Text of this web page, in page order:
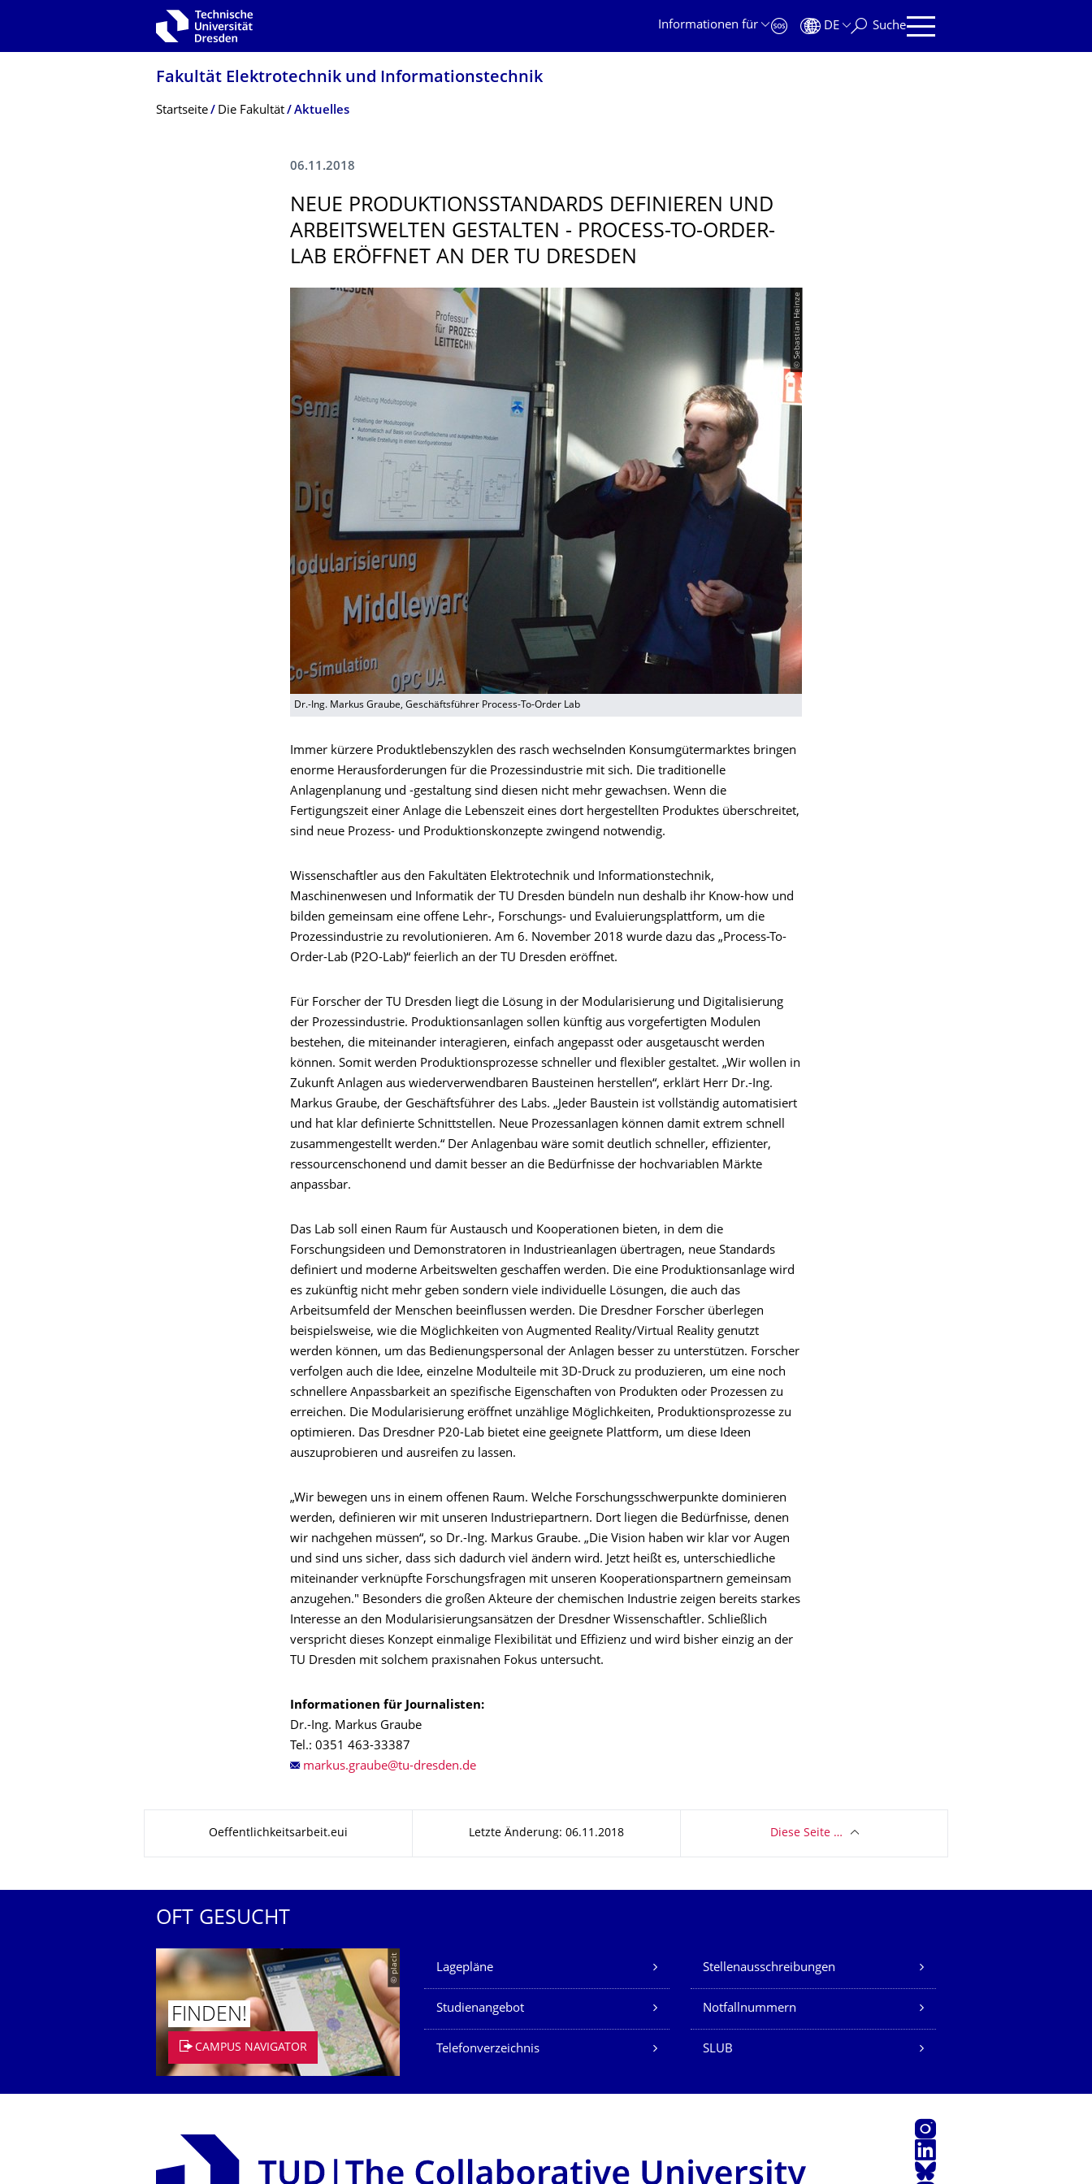
Zur Hauptnavigation springen
Informationen für
DE Suche
Fakultät Elektrotechnik und Informationstech­nik
Breadcrumb-Menü
Startseite Die Fakultät Aktuelles
06.11.2018
NEUE PRODUKTIONSS­TANDARDS DEFINIEREN UND
ARBEITSWELTEN GESTALTEN - PROCESS-TO-ORDER-
LAB ERÖFFNET AN DER TU DRESDEN
© Sebastian Heinze
Dr.-Ing. Markus Graube, Geschäftsführer Process-To-Order Lab
Immer kürzere Produktlebenszyklen des rasch wechselnden Konsumgütermarktes bringen
enorme Herausforderungen für die Prozessindustrie mit sich. Die traditionelle
Anlagenplanung und -gestaltung sind diesen nicht mehr gewachsen. Wenn die
Fertigungszeit einer Anlage die Lebenszeit eines dort hergestellten Produktes überschreitet,
sind neue Prozess- und Produktionskonzepte zwingend notwendig.
Wissenschaftler aus den Fakultäten Elektrotechnik und Informationstechnik,
Maschinenwesen und Informatik der TU Dresden bündeln nun deshalb ihr Know-how und
bilden gemeinsam eine offene Lehr-, Forschungs- und Evaluierungsplattform, um die
Prozessindustrie zu revolutionieren. Am 6. November 2018 wurde dazu das „Process-To-
Order-Lab (P2O-Lab)“ feierlich an der TU Dresden eröffnet.
Für Forscher der TU Dresden liegt die Lösung in der Modularisierung und Digitalisierung
der Prozessindustrie. Produktionsanlagen sollen künftig aus vorgefertigten Modulen
bestehen, die miteinander interagieren, einfach angepasst oder ausgetauscht werden
können. Somit werden Produktionsprozesse schneller und flexibler gestaltet. „Wir wollen in
Zukunft Anlagen aus wiederverwendbaren Bausteinen herstellen“, erklärt Herr Dr.-Ing.
Markus Graube, der Geschäftsführer des Labs. „Jeder Baustein ist vollständig automatisiert
und hat klar definierte Schnittstellen. Neue Prozessanlagen können damit extrem schnell
zusammengestellt werden.“ Der Anlagenbau wäre somit deutlich schneller, effizienter,
ressourcenschonend und damit besser an die Bedürfnisse der hochvariablen Märkte
anpassbar.
Das Lab soll einen Raum für Austausch und Kooperationen bieten, in dem die
Forschungsideen und Demonstratoren in Industrieanlagen übertragen, neue Standards
definiert und moderne Arbeitswelten geschaffen werden. Die eine Produktionsanlage wird
es zukünftig nicht mehr geben sondern viele individuelle Lösungen, die auch das
Arbeitsumfeld der Menschen beeinflussen werden. Die Dresdner Forscher überlegen
beispielsweise, wie die Möglichkeiten von Augmented Reality/Virtual Reality genutzt
werden können, um das Bedienungspersonal der Anlagen besser zu unterstützen. Forscher
verfolgen auch die Idee, einzelne Modulteile mit 3D-Druck zu produzieren, um eine noch
schnellere Anpassbarkeit an spezifische Eigenschaften von Produkten oder Prozessen zu
erreichen. Die Modularisierung eröffnet unzählige Möglichkeiten, Produktionsprozesse zu
optimieren. Das Dresdner P20-Lab bietet eine geeignete Plattform, um diese Ideen
auszuprobieren und ausreifen zu lassen.
„Wir bewegen uns in einem offenen Raum. Welche Forschungsschwerpunkte dominieren
werden, definieren wir mit unseren Industriepartnern. Dort liegen die Bedürfnisse, denen
wir nachgehen müssen“, so Dr.-Ing. Markus Graube. „Die Vision haben wir klar vor Augen
und sind uns sicher, dass sich dadurch viel ändern wird. Jetzt heißt es, unterschiedliche
miteinander verknüpfte Forschungsfragen mit unseren Kooperationspartnern gemeinsam
anzugehen." Besonders die großen Akteure der chemischen Industrie zeigen bereits starkes
Interesse an den Modularisierungsansätzen der Dresdner Wissenschaftler. Schließlich
verspricht dieses Konzept einmalige Flexibilität und Effizienz und wird bisher einzig an der
TU Dresden mit solchem praxisnahen Fokus untersucht.
Informationen für Journalisten:
Dr.-Ing. Markus Graube
Tel.: 0351 463-33387
Oeffentlichkeitsarbeit.eui Letzte Änderung: 06.11.2018 Diese Seite …
OFT GESUCHT
© placit
FINDEN!
CAMPUS NAVIGATOR
Unsere Dienste
Lagepläne Stellenausschreibungen
Studienangebot Notfallnummern
Telefonverzeichnis SLUB
Instagram
LinkedIn
Bluesky